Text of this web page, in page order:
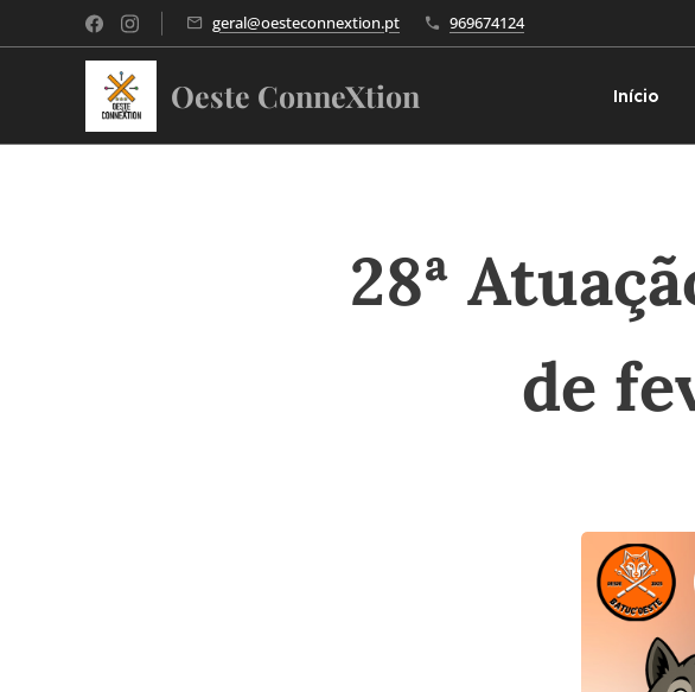
geral@oesteconnextion.pt 969674124
Oeste ConneXtion Início
28ª
de